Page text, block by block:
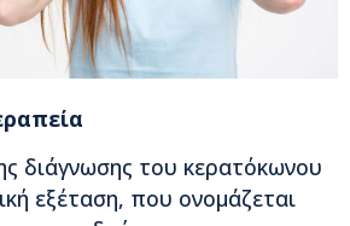
διάγνωσης του κερατόκωνου
εξέταση, που ονομάζεται